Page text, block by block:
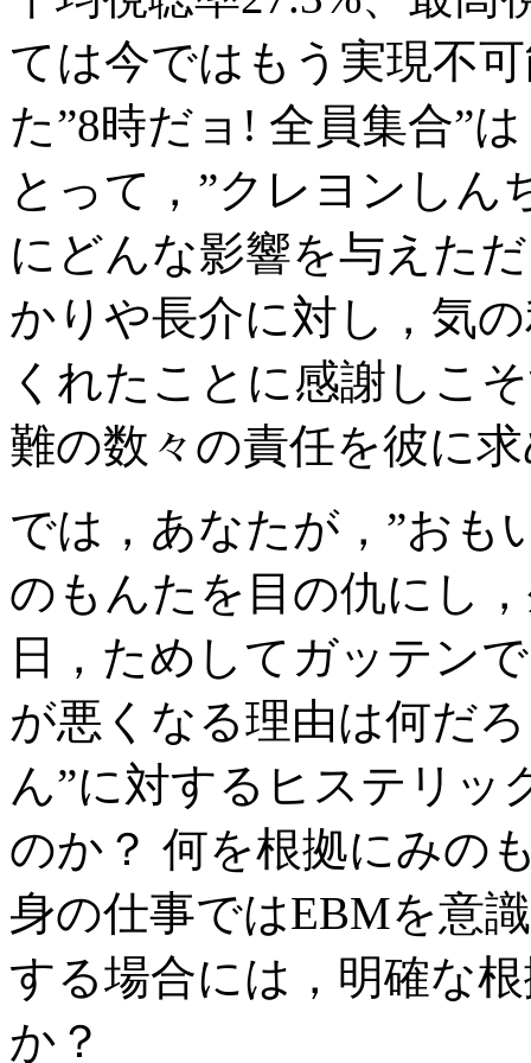
ては今ではもう実現不
た”8時だョ! 全員集合”
とって，”クレヨンしん
にどんな影響を与えた
かりや長介に対し，気
くれたことに感謝しこ
難の数々の責任を彼に
では，あなたが，”おも
のもんたを目の仇にし
日，ためしてガッテン
が悪くなる理由は何だ
ん”に対するヒステリッ
のか？ 何を根拠にみの
身の仕事ではEBMを意
する場合には，明確な
か？